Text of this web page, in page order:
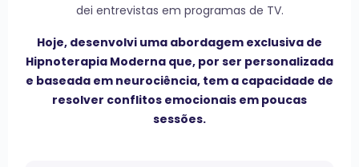
dei entrevistas em programas de TV.
Hoje, desenvolvi uma abordagem exclusiva de
Hipnoterapia Moderna que, por ser personalizada
e baseada em neurociência, tem a capacidade de
resolver conflitos emocionais em poucas
sessões.